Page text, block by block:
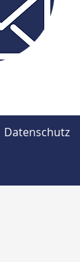
Datenschutz